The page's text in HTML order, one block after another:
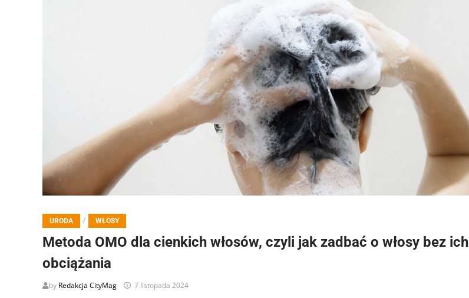
URODA / WŁOSY
Metoda OMO dla cienkich włosów, czyli jak zadbać o włosy bez ich
obciążania
by Redakcja CityMag 7 listopada 2024